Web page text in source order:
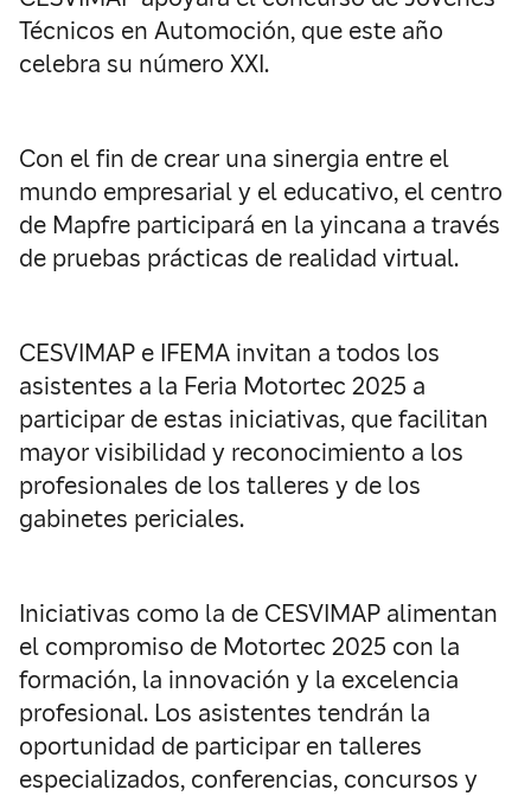
Técnicos en Automoción, que este año
celebra su número XXI.
Con el fin de crear una sinergia entre el
mundo empresarial y el educativo, el centro
de Mapfre participará en la yincana a través
de pruebas prácticas de realidad virtual.
CESVIMAP e IFEMA invitan a todos los
asistentes a la Feria Motortec 2025 a
participar de estas iniciativas, que facilitan
mayor visibilidad y reconocimiento a los
profesionales de los talleres y de los
gabinetes periciales.
Iniciativas como la de CESVIMAP alimentan
el compromiso de Motortec 2025 con la
formación, la innovación y la excelencia
profesional. Los asistentes tendrán la
oportunidad de participar en talleres
especializados, conferencias, concursos y